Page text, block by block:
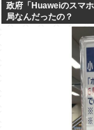
政府「Huaweiのスマ
局なんだったの？